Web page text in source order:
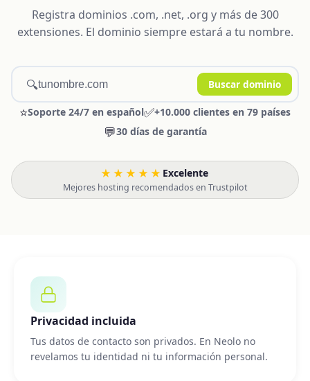
Registra dominios .com, .net, .org y más de 300
extensiones. El dominio siempre estará a tu nombre.
🔍 Buscar dominio
⭐Soporte 24/7 en español✅+10.000 clientes en 79 países
💬30 días de garantía
★★★★★ Excelente·
Mejores hosting recomendados en Trustpilot
Privacidad incluida
Tus datos de contacto son privados. En Neolo no
revelamos tu identidad ni tu información personal.